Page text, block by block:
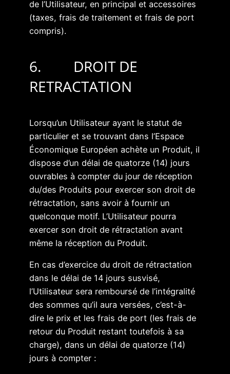
de l’Utilisateur, en principal et accessoires
(taxes, frais de traitement et frais de port
compris).
6. DROIT DE
RETRACTATION
Lorsqu’un Utilisateur ayant le statut de
particulier et se trouvant dans l’Espace
Économique Européen achète un Produit, il
dispose d’un délai de quatorze (14) jours
ouvrables à compter du jour de réception
du/des Produits pour exercer son droit de
rétractation, sans avoir à fournir un
quelconque motif. L’Utilisateur pourra
exercer son droit de rétractation avant
même la réception du Produit.
En cas d’exercice du droit de rétractation
dans le délai de 14 jours susvisé,
l’Utilisateur sera remboursé de l’intégralité
des sommes qu’il aura versées, c’est-à-
dire le prix et les frais de port (les frais de
retour du Produit restant toutefois à sa
charge), dans un délai de quatorze (14)
jours à compter :